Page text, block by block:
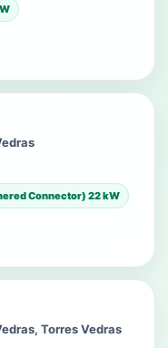
Connector) 22 kW
Torres Vedras